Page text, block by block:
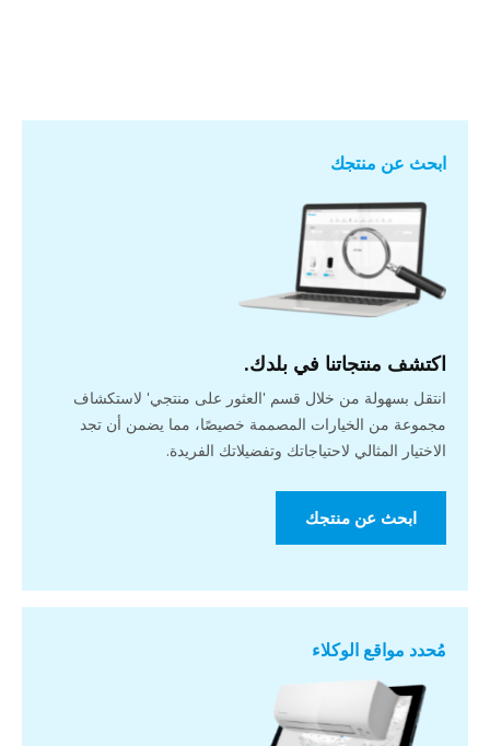
ابحث عن منتجك
اكتشف منتجاتنا في بلدك.
انتقل بسهولة من خلال قسم 'العثور على منتجي' لاستكشاف
مجموعة من الخيارات المصممة خصيصًا، مما يضمن أن تجد
الاختيار المثالي لاحتياجاتك وتفضيلاتك الفريدة.
ابحث عن منتجك
مُحدد مواقع الوكلاء